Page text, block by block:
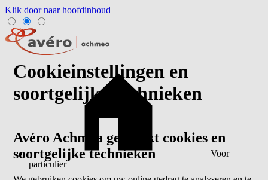
Klik door naar hoofdinhoud
Voor
particulier
Cookieinstellingen en
soortgelijke technieken
Avéro Achmea gebruikt cookies en
soortgelijke technieken